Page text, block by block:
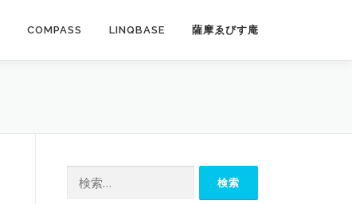
COMPASS LINQBASE 薩摩ゑびす庵